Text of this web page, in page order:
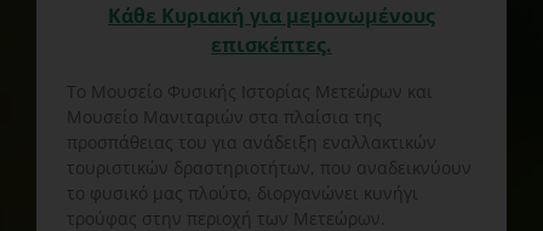
Κάθε Κυριακή για μεμονωμένους
επισκέπτες.
Το Μουσείο Φυσικής Ιστορίας Μετεώρων και
Μουσείο Μανιταριών στα πλαίσια της
προσπάθειας του για ανάδειξη εναλλακτικών
τουριστικών δραστηριοτήτων, που αναδεικνύουν
το φυσικό μας πλούτο, διοργανώνει κυνήγι
τρούφας στην περιοχή των Μετεώρων.